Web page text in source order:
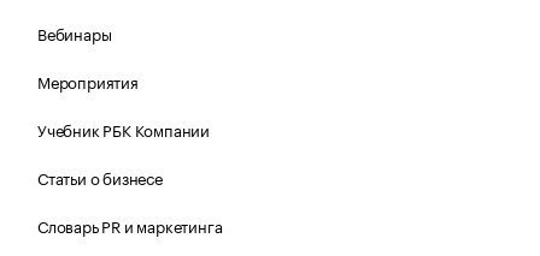
Вебинары
Мероприятия
Учебник РБК Компании
Статьи о бизнесе
Словарь PR и маркетинга